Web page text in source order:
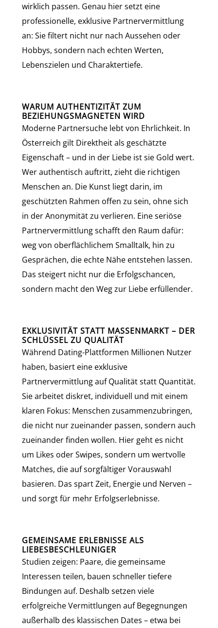
wirklich passen. Genau hier setzt eine
professionelle, exklusive Partnervermittlung
an: Sie filtert nicht nur nach Aussehen oder
Hobbys, sondern nach echten Werten,
Lebenszielen und Charaktertiefe.
WARUM AUTHENTIZITÄT ZUM
BEZIEHUNGSMAGNETEN WIRD
Moderne Partnersuche lebt von Ehrlichkeit. In
Österreich gilt Direktheit als geschätzte
Eigenschaft – und in der Liebe ist sie Gold wert.
Wer authentisch auftritt, zieht die richtigen
Menschen an. Die Kunst liegt darin, im
geschützten Rahmen offen zu sein, ohne sich
in der Anonymität zu verlieren. Eine seriöse
Partnervermittlung schafft den Raum dafür:
weg von oberflächlichem Smalltalk, hin zu
Gesprächen, die echte Nähe entstehen lassen.
Das steigert nicht nur die Erfolgschancen,
sondern macht den Weg zur Liebe erfüllender.
EXKLUSIVITÄT STATT MASSENMARKT – DER
SCHLÜSSEL ZU QUALITÄT
Während Dating-Plattformen Millionen Nutzer
haben, basiert eine exklusive
Partnervermittlung auf Qualität statt Quantität.
Sie arbeitet diskret, individuell und mit einem
klaren Fokus: Menschen zusammenzubringen,
die nicht nur zueinander passen, sondern auch
zueinander finden wollen. Hier geht es nicht
um Likes oder Swipes, sondern um wertvolle
Matches, die auf sorgfältiger Vorauswahl
basieren. Das spart Zeit, Energie und Nerven –
und sorgt für mehr Erfolgserlebnisse.
GEMEINSAME ERLEBNISSE ALS
LIEBESBESCHLEUNIGER
Studien zeigen: Paare, die gemeinsame
Interessen teilen, bauen schneller tiefere
Bindungen auf. Deshalb setzen viele
erfolgreiche Vermittlungen auf Begegnungen
außerhalb des klassischen Dates – etwa bei